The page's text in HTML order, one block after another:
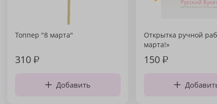
Топпер "8 марта"
310₽
Добавить
Открытка ручной
марта!»
150₽